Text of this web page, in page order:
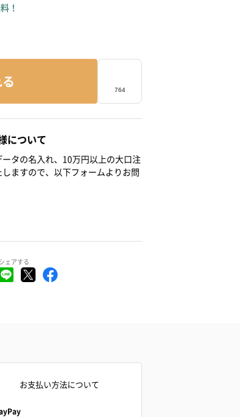
！
について
タの名入れ、10万円以上の大口注
ますので、以下フォームよりお問
シェアする
お支払い方法について